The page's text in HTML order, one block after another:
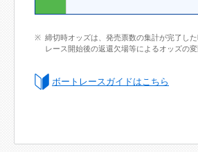
締切時オッズは、発売票数の集計が完了し
レース開始後の返還欠場等によるオッズの変
ボートレースガイドはこちら